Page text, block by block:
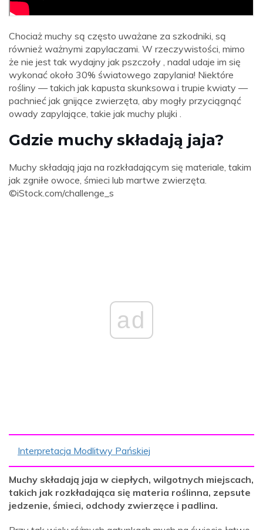
Chociaż muchy są często uważane za szkodniki, są
również ważnymi zapylaczami. W rzeczywistości, mimo
że nie jest tak wydajny jak pszczoły , nadal udaje im się
wykonać około 30% światowego zapylania! Niektóre
rośliny — takich jak kapusta skunksowa i trupie kwiaty —
pachnieć jak gnijące zwierzęta, aby mogły przyciągnąć
owady zapylające, takie jak muchy plujki .
Gdzie muchy składają jaja?
Muchy składają jaja na rozkładającym się materiale, takim
jak zgniłe owoce, śmieci lub martwe zwierzęta.
©iStock.com/challenge_s
ad
Interpretacja Modlitwy Pańskiej
Muchy składają jaja w ciepłych, wilgotnych miejscach,
takich jak rozkładająca się materia roślinna, zepsute
jedzenie, śmieci, odchody zwierzęce i padlina.